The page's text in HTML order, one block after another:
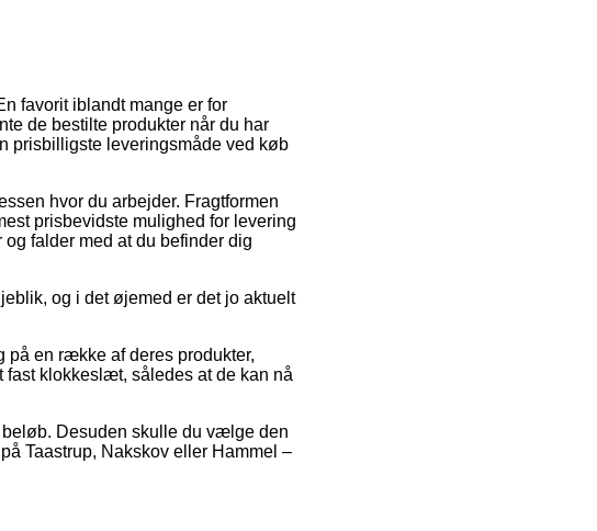
favorit iblandt mange er for
de bestilte produkter når du har
prisbilligste leveringsmåde ved køb
hvor du arbejder. Fragtformen
prisbevidste mulighed for levering
falder med at du befinder dig
og i det øjemed er det jo aktuelt
på en række af deres produkter,
klokkeslæt, således at de kan nå
beløb. Desuden skulle du vælge den
Taastrup, Nakskov eller Hammel –